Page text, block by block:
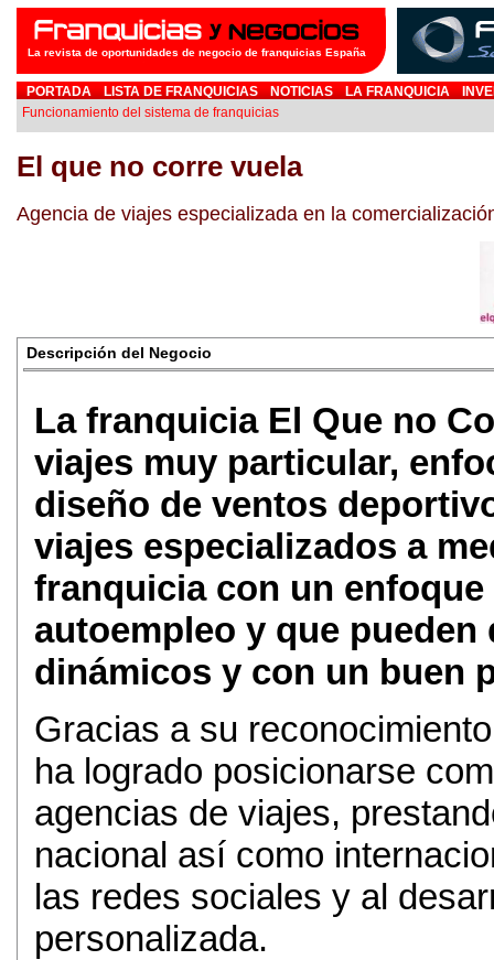
La revista de oportunidades de negocio de franquicias España
PORTADA LISTA DE FRANQUICIAS NOTICIAS LA FRANQUICIA
Funcionamiento del sistema de franquicias
El que no corre vuela
Agencia de viajes especializada en la
Descripción del Negocio
La franquicia El Que no
viajes muy particular,
diseño de ventos
viajes especializados a
franquicia con un
autoempleo y que
dinámicos y con un buen
Gracias a su
ha logrado posicionarse
agencias de viajes,
nacional así como
las redes sociales y al
personalizada.